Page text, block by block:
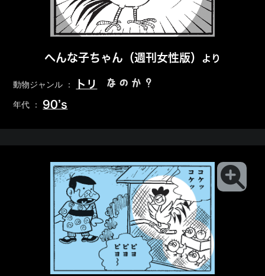
へんな子ちゃん（週刊女性版） より
動物ジャンル ： トリ なのか？
年代 ： 90’s